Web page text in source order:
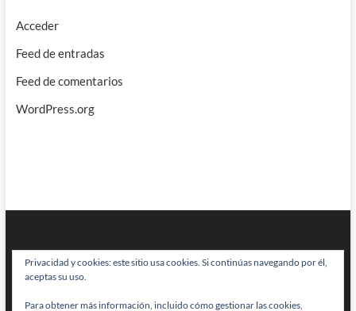
Acceder
Feed de entradas
Feed de comentarios
WordPress.org
BRAINSTOMPING
Privacidad y cookies: este sitio usa cookies. Si continúas navegando por él,
aceptas su uso.
Para obtener más información, incluido cómo gestionar las cookies,